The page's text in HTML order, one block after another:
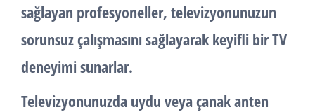
sağlayan profesyoneller, televizyonunuzun
sorunsuz çalışmasını sağlayarak keyifli bir TV
deneyimi sunarlar.
Televizyonunuzda uydu veya çanak anten